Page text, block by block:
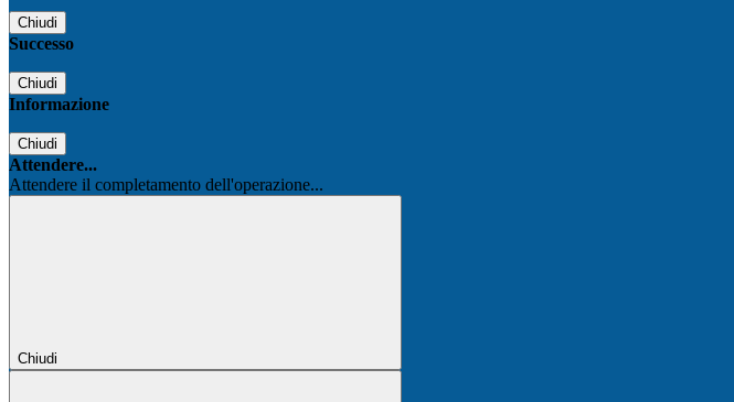
Chiudi
Successo
Chiudi
Informazione
Chiudi
Attendere...
Attendere il completamento dell'operazione...
Chiudi